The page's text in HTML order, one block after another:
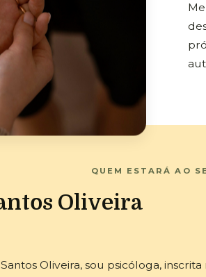
QUEM ESTARÁ AO
Oliveira
Oliveira, sou psicóloga, inscrita